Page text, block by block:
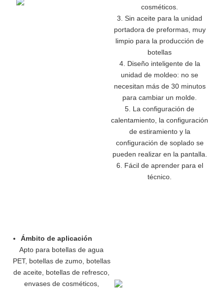
cosméticos.
3. Sin aceite para la unidad
portadora de preformas, muy
limpio para la producción de
botellas
4. Diseño inteligente de la
unidad de moldeo: no se
necesitan más de 30 minutos
para cambiar un molde.
5. La configuración de
calentamiento, la configuración
de estiramiento y la
configuración de soplado se
pueden realizar en la pantalla.
6. Fácil de aprender para el
técnico.
Ámbito de aplicación
Apto para botellas de agua
PET, botellas de zumo, botellas
de aceite, botellas de refresco,
envases de cosméticos,